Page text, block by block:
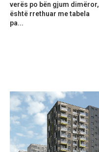
verës po bën gjum dimëror,
është rrethuar me tabela
pa...